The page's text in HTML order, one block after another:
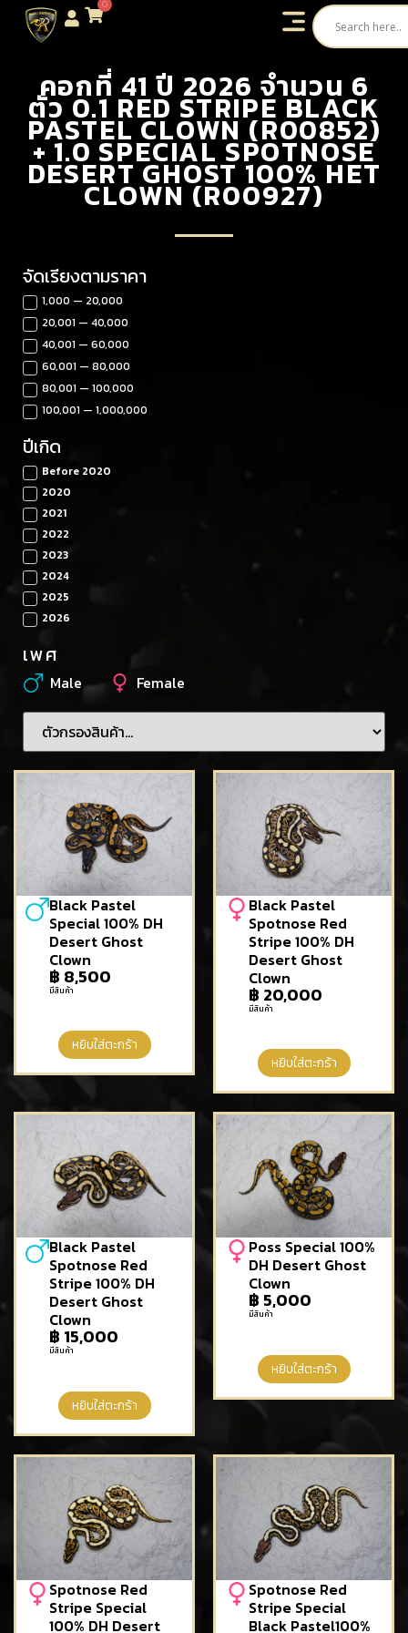
0
คอกที่ 41 ปี 2026 จำนวน 6
ตัว 0.1 RED STRIPE BLACK
PASTEL CLOWN (R00852)
+ 1.0 SPECIAL SPOTNOSE
DESERT GHOST 100% HET
CLOWN (R00927)
จัดเรียงตามราคา
1,000 — 20,000
20,001 — 40,000
40,001 — 60,000
60,001 — 80,000
80,001 — 100,000
100,001 — 1,000,000
ปีเกิด
Before 2020
2020
2021
2022
2023
2024
2025
2026
เพศ
Male Female
Black Pastel
Special 100% DH
Desert Ghost
Clown
฿ 8,500
มีสินค้า
หยิบใส่ตะกร้า
Black Pastel
Spotnose Red
Stripe 100% DH
Desert Ghost
Clown
฿ 20,000
มีสินค้า
หยิบใส่ตะกร้า
Black Pastel
Spotnose Red
Stripe 100% DH
Desert Ghost
Clown
฿ 15,000
มีสินค้า
หยิบใส่ตะกร้า
Poss Special 100%
DH Desert Ghost
Clown
฿ 5,000
มีสินค้า
หยิบใส่ตะกร้า
Spotnose Red
Stripe Special
100% DH Desert
Spotnose Red
Stripe Special
Black Pastel100%